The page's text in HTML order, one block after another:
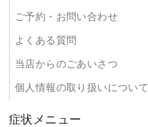
ご予約・お問い合わせ
よくある質問
当店からのごあいさつ
個人情報の取り扱いについて
症状メニュー